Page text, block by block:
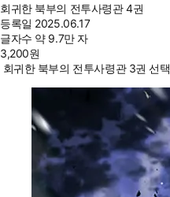
회귀한 북부의 전투사령관 4권
등록일 2025.06.17
글자수 약 9.7만 자
3,200원
회귀한 북부의 전투사령관 3권 선택